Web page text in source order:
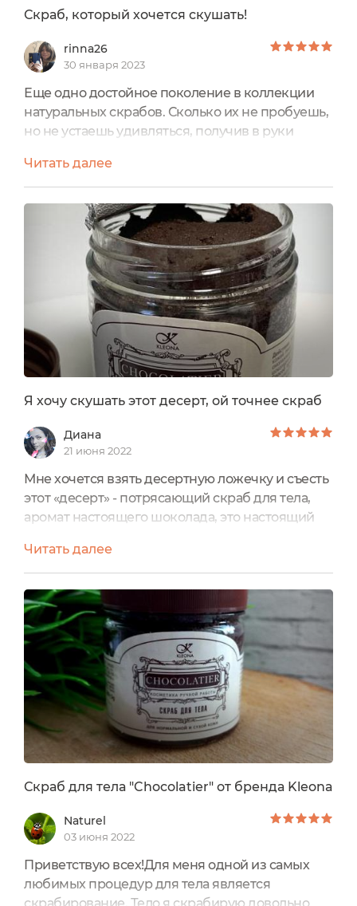
Скраб, который хочется скушать!
rinna26
30 января 2023
Еще одно достойное поколение в коллекции
натуральных скрабов. Сколько их не пробуешь,
но не устаешь удивляться, получив в руки
дня роскошный по всем пунктам скраб для
тела "Шоколадный питающий" с маслом какао
от Kleona.Объем: 200 грПосле вскрытия
хранить не больше 3-х месяцевСтоимость:
около 500 рубОт производителя и составМои
впечатленияВ моем блоге огромное...
Читать далее
Я хочу скушать этот десерт, ой точнее скраб
Диана
21 июня 2022
Мне хочется взять десертную ложечку и съесть
этот «десерт» - потрясающий скраб для тела,
аромат настоящего шоколада, это настоящий
депрессии.Зимой и осенью этот скраб будет
спасением от хандры, особенно в Питере, когда
солнышка становится мало и настроение как-то
тоже постепенно начинает пропадать.Скраб не
похож на обычные скрабы, ни на сахарный, ни
на солевой,...
Читать далее
Скраб для тела "Chocolatier" от бренда Kleona
Naturel
03 июня 2022
Приветствую всех!Для меня одной из самых
любимых процедур для тела является
скрабирование. Тело я скрабирую довольно